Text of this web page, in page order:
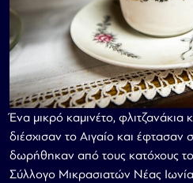
Ένα μικρό καμινέτο, φλιτζανάκια
διέσχισαν το Αιγαίο και
δωρήθηκαν από τους κατόχους
Σύλλογο Μικρασιατών Νέας